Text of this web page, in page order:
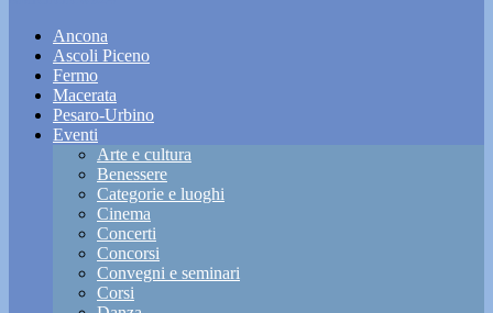
Ancona
Ascoli Piceno
Fermo
Macerata
Pesaro-Urbino
Eventi
Arte e cultura
Benessere
Categorie e luoghi
Cinema
Concerti
Concorsi
Convegni e seminari
Corsi